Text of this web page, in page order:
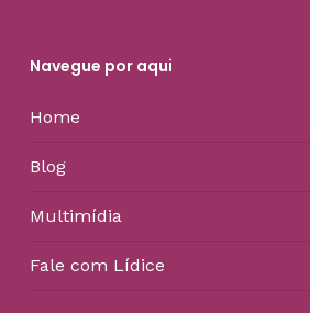
Navegue por aqui
Home
Blog
Multimídia
Fale com Lídice